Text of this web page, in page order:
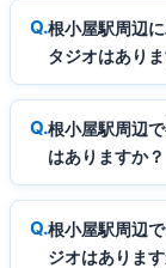
根小屋駅周辺
タジオはあり
根小屋駅周辺
はありますか？
根小屋駅周辺
ジオはあります